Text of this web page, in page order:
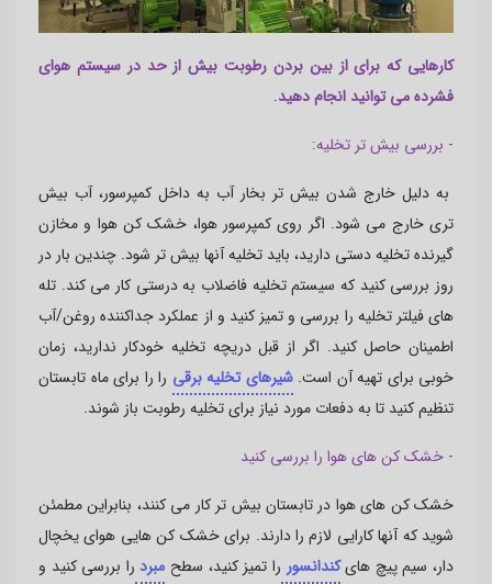
کارهایی که برای از بین بردن رطوبت بیش از حد در سیستم هوای
فشرده می توانید انجام دهید.
- بررسی بیش تر تخلیه:
به دلیل خارج شدن بیش تر بخار آب به داخل کمپرسور، آب بیش
تری خارج می شود. اگر روی کمپرسور هوا، خشک کن هوا و مخازن
گیرنده تخلیه دستی دارید، باید تخلیه آنها بیش تر شود. چندین بار در
روز بررسی کنید که سیستم تخلیه فاضلاب به درستی کار می کند. تله
های فیلتر تخلیه را بررسی و تمیز کنید و از عملکرد جداکننده روغن/آب
اطمینان حاصل کنید. اگر از قبل دریچه تخلیه خودکار ندارید، زمان
خوبی برای تهیه آن است.شیرهای تخلیه برقی را را برای ماه تابستان
تنظیم کنید تا به دفعات مورد نیاز برای تخلیه رطوبت باز شوند.
- خشک کن های هوا را بررسی کنید
خشک کن های هوا در تابستان بیش تر کار می کنند، بنابراین مطمئن
شوید که آنها کارایی لازم را دارند. برای خشک کن هایی هوای یخچال
دار، سیم پیچ هایکندانسور را تمیز کنید، سطح مبرد را بررسی کنید و